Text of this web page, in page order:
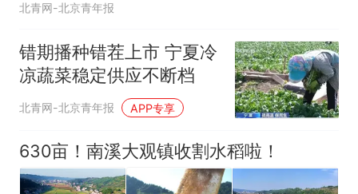
北青网-北京青年报
错期播种错茬上市 宁夏冷
凉蔬菜稳定供应不断档
北青网-北京青年报 APP专享
630亩！南溪大观镇收割水稻啦！